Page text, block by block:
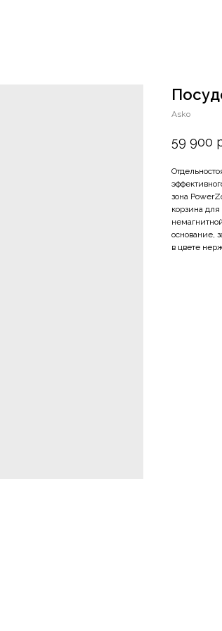
Asko
59 900
зона
корзина
основание,
в цвете